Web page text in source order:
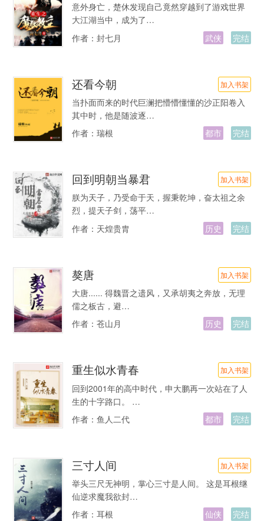
意外身亡，楚休发现自己竟然穿越到了游戏世界
大江湖当中，成为了…
作者： 封七月 武侠 完结
还看今朝 加入书架
当扑面而来的时代巨澜把懵懵懂懂的沙正阳卷入
其中时，他是随波逐…
作者： 瑞根 都市 完结
回到明朝当暴君 加入书架
朕为天子，乃受命于天，握秉乾坤，奋太祖之余
烈，提天子剑，荡平…
作者： 天煌贵胄 历史 完结
獒唐 加入书架
大唐...... 得魏晋之遗风，又承胡夷之奔放，无理
儒之板古，避…
作者： 苍山月 历史 完结
重生似水青春 加入书架
回到2001年的高中时代，申大鹏再一次站在了人
生的十字路口。 …
作者： 鱼人二代 都市 完结
三寸人间 加入书架
举头三尺无神明，掌心三寸是人间。 这是耳根继
仙逆求魔我欲封…
作者： 耳根 仙侠 完结